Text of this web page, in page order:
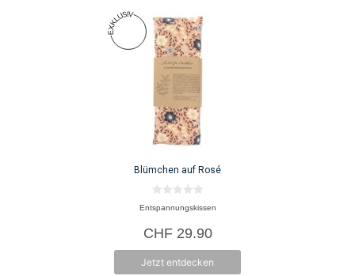
Blümchen auf Rosé
v
n
5
Entspannungskissen
CHF29.90
Jetzt entdecken